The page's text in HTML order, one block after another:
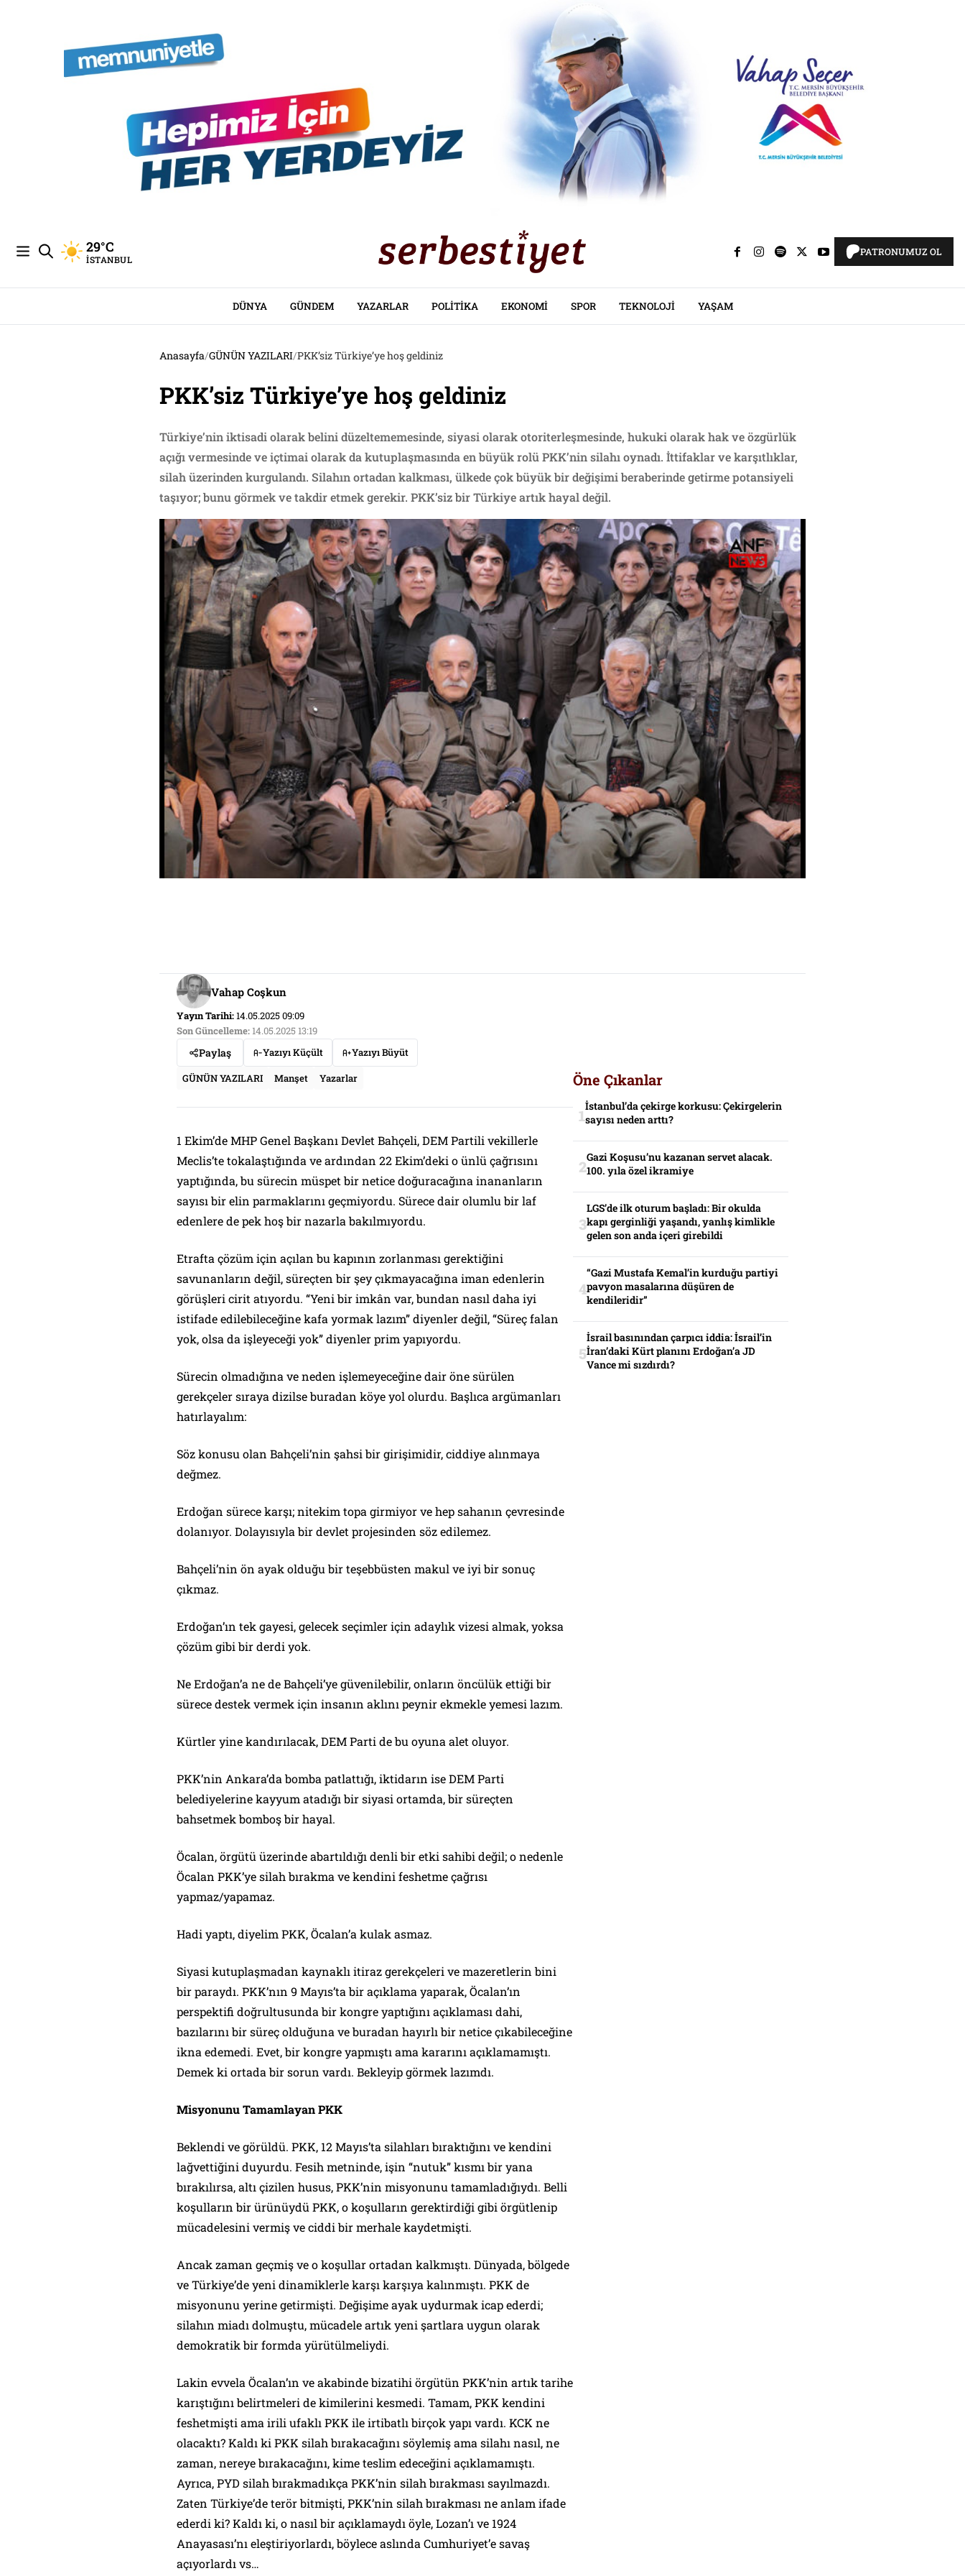
29°C
İSTANBUL
PATRONUMUZ OL
DÜNYA GÜNDEM YAZARLAR POLITIKA EKONOMI SPOR TEKNOLOJI YAŞAM
Anasayfa/GÜNÜN YAZILARI/PKK’siz Türkiye’ye hoş geldiniz
PKK’siz Türkiye’ye hoş geldiniz
Türkiye’nin iktisadi olarak belini düzeltememesinde, siyasi olarak otoriterleşmesinde, hukuki olarak hak ve özgürlük
açığı vermesinde ve içtimai olarak da kutuplaşmasında en büyük rolü PKK’nin silahı oynadı. İttifaklar ve karşıtlıklar,
silah üzerinden kurgulandı. Silahın ortadan kalkması, ülkede çok büyük bir değişimi beraberinde getirme potansiyeli
taşıyor; bunu görmek ve takdir etmek gerekir. PKK’siz bir Türkiye artık hayal değil.
Vahap Coşkun
Yayın Tarihi:14.05.2025 09:09
Son Güncelleme: 14.05.2025 13:19
Paylaş Yazıyı Küçült
Yazıyı Büyüt
GÜNÜN YAZILARI
Manşet Yazarlar
1 Ekim’de MHP Genel Başkanı Devlet Bahçeli, DEM Partili vekillerle
Meclis’te tokalaştığında ve ardından 22 Ekim’deki o ünlü çağrısını
yaptığında, bu sürecin müspet bir netice doğuracağına inananların
sayısı bir elin parmaklarını geçmiyordu. Sürece dair olumlu bir laf
edenlere de pek hoş bir nazarla bakılmıyordu.
Etrafta çözüm için açılan bu kapının zorlanması gerektiğini
savunanların değil, süreçten bir şey çıkmayacağına iman edenlerin
görüşleri cirit atıyordu. “Yeni bir imkân var, bundan nasıl daha iyi
istifade edilebileceğine kafa yormak lazım” diyenler değil, “Süreç falan
yok, olsa da işleyeceği yok” diyenler prim yapıyordu.
Sürecin olmadığına ve neden işlemeyeceğine dair öne sürülen
gerekçeler sıraya dizilse buradan köye yol olurdu. Başlıca argümanları
hatırlayalım:
Söz konusu olan Bahçeli’nin şahsi bir girişimidir, ciddiye alınmaya
değmez.
Erdoğan sürece karşı; nitekim topa girmiyor ve hep sahanın çevresinde
dolanıyor. Dolayısıyla bir devlet projesinden söz edilemez.
Bahçeli’nin ön ayak olduğu bir teşebbüsten makul ve iyi bir sonuç
çıkmaz.
Erdoğan’ın tek gayesi, gelecek seçimler için adaylık vizesi almak, yoksa
çözüm gibi bir derdi yok.
Ne Erdoğan’a ne de Bahçeli’ye güvenilebilir, onların öncülük ettiği bir
sürece destek vermek için insanın aklını peynir ekmekle yemesi lazım.
Kürtler yine kandırılacak, DEM Parti de bu oyuna alet oluyor.
PKK’nin Ankara’da bomba patlattığı, iktidarın ise DEM Parti
belediyelerine kayyum atadığı bir siyasi ortamda, bir süreçten
bahsetmek bomboş bir hayal.
Öcalan, örgütü üzerinde abartıldığı denli bir etki sahibi değil; o nedenle
Öcalan PKK’ye silah bırakma ve kendini feshetme çağrısı
yapmaz/yapamaz.
Hadi yaptı, diyelim PKK, Öcalan’a kulak asmaz.
Siyasi kutuplaşmadan kaynaklı itiraz gerekçeleri ve mazeretlerin bini
bir paraydı. PKK’nın 9 Mayıs’ta bir açıklama yaparak, Öcalan’ın
perspektifi doğrultusunda bir kongre yaptığını açıklaması dahi,
bazılarını bir süreç olduğuna ve buradan hayırlı bir netice çıkabileceğine
ikna edemedi. Evet, bir kongre yapmıştı ama kararını açıklamamıştı.
Demek ki ortada bir sorun vardı. Bekleyip görmek lazımdı.
Misyonunu Tamamlayan PKK
Beklendi ve görüldü. PKK, 12 Mayıs’ta silahları bıraktığını ve kendini
lağvettiğini duyurdu. Fesih metninde, işin “nutuk” kısmı bir yana
bırakılırsa, altı çizilen husus, PKK’nin misyonunu tamamladığıydı. Belli
koşulların bir ürünüydü PKK, o koşulların gerektirdiği gibi örgütlenip
mücadelesini vermiş ve ciddi bir merhale kaydetmişti.
Ancak zaman geçmiş ve o koşullar ortadan kalkmıştı. Dünyada, bölgede
ve Türkiye’de yeni dinamiklerle karşı karşıya kalınmıştı. PKK de
misyonunu yerine getirmişti. Değişime ayak uydurmak icap ederdi;
silahın miadı dolmuştu, mücadele artık yeni şartlara uygun olarak
demokratik bir formda yürütülmeliydi.
Lakin evvela Öcalan’ın ve akabinde bizatihi örgütün PKK’nin artık tarihe
karıştığını belirtmeleri de kimilerini kesmedi. Tamam, PKK kendini
feshetmişti ama irili ufaklı PKK ile irtibatlı birçok yapı vardı. KCK ne
olacaktı? Kaldı ki PKK silah bırakacağını söylemiş ama silahı nasıl, ne
zaman, nereye bırakacağını, kime teslim edeceğini açıklamamıştı.
Ayrıca, PYD silah bırakmadıkça PKK’nin silah bırakması sayılmazdı.
Zaten Türkiye’de terör bitmişti, PKK’nin silah bırakması ne anlam ifade
ederdi ki? Kaldı ki, o nasıl bir açıklamaydı öyle, Lozan’ı ve 1924
Anayasası’nı eleştiriyorlardı, böylece aslında Cumhuriyet’e savaş
açıyorlardı vs…
Öne Çıkanlar
İstanbul’da çekirge korkusu: Çekirgelerin
sayısı neden arttı?
Gazi Koşusu’nu kazanan servet alacak.
100. yıla özel ikramiye
LGS’de ilk oturum başladı: Bir okulda
kapı gerginliği yaşandı, yanlış kimlikle
gelen son anda içeri girebildi
“Gazi Mustafa Kemal’in kurduğu partiyi
pavyon masalarına düşüren de
kendileridir”
İsrail basınından çarpıcı iddia: İsrail’in
İran’daki Kürt planını Erdoğan’a JD
Vance mi sızdırdı?